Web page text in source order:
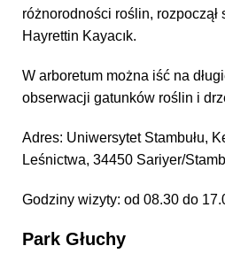
różnorodności roślin, rozpoczął
Hayrettin Kayacık.
W arboretum można iść na
obserwacji gatunków roślin i
Adres: Uniwersytet Stambułu,
Leśnictwa, 34450 Sariyer/
Godziny wizyty: od 08.30 do
Park Głuchy